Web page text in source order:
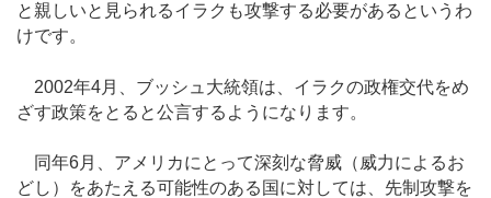
と親しいと見られるイラクも攻撃する必要があるというわ
けです。
2002年4月、ブッシュ大統領は、イラクの政権交代をめ
ざす政策をとると公言するようになります。
同年6月、アメリカにとって深刻な脅威（威力によるお
どし）をあたえる可能性のある国に対しては、先制攻撃を